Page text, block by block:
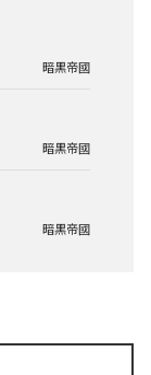
暗黒帝國
暗黒帝國
暗黒帝國